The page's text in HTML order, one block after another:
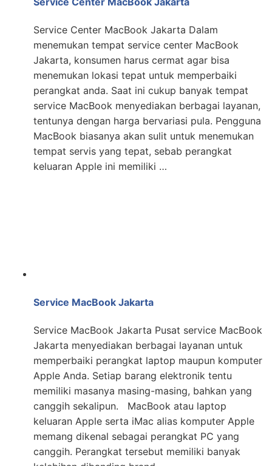
Service Center MacBook Jakarta Dalam
menemukan tempat service center MacBook
Jakarta, konsumen harus cermat agar bisa
menemukan lokasi tepat untuk memperbaiki
perangkat anda. Saat ini cukup banyak tempat
service MacBook menyediakan berbagai layanan,
tentunya dengan harga bervariasi pula. Pengguna
MacBook biasanya akan sulit untuk menemukan
tempat servis yang tepat, sebab perangkat
keluaran Apple ini memiliki …
Service MacBook Jakarta
Service MacBook Jakarta Pusat service MacBook
Jakarta menyediakan berbagai layanan untuk
memperbaiki perangkat laptop maupun komputer
Apple Anda. Setiap barang elektronik tentu
memiliki masanya masing-masing, bahkan yang
canggih sekalipun. MacBook atau laptop
keluaran Apple serta iMac alias komputer Apple
memang dikenal sebagai perangkat PC yang
canggih. Perangkat tersebut memiliki banyak